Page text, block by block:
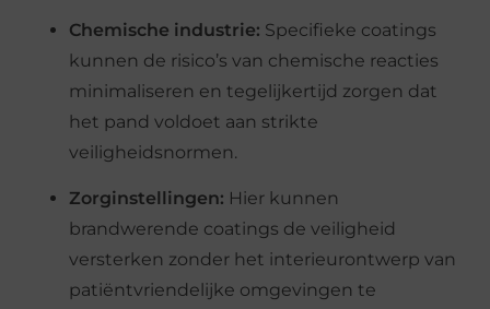
Chemische industrie: Specifieke coatings
kunnen de risico’s van chemische reacties
minimaliseren en tegelijkertijd zorgen dat
het pand voldoet aan strikte
veiligheidsnormen.
Zorginstellingen: Hier kunnen
brandwerende coatings de veiligheid
versterken zonder het interieurontwerp van
patiëntvriendelijke omgevingen te